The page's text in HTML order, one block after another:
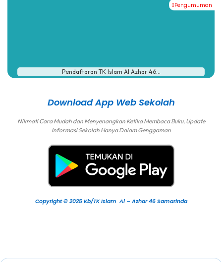
Pengumuman
Pendaftaran TK Islam Al Azhar 46...
Download App Web Sekolah
Nikmati Cara Mudah dan Menyenangkan Ketika Membaca Buku, Update
Informasi Sekolah Hanya Dalam Genggaman
Copyright © 2025 Kb/TK Islam Al – Azhar 46 Samarinda